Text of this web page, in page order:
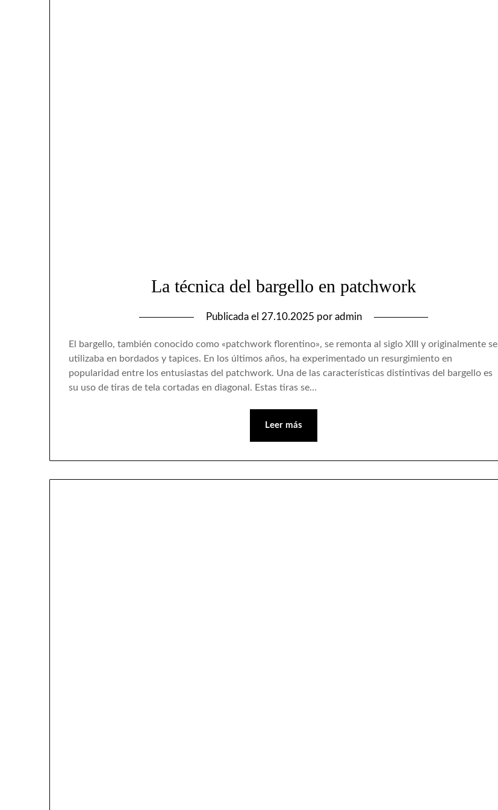
La técnica del bargello en patchwork
Publicada el 27.10.2025 por admin
El bargello, también conocido como «patchwork florentino», se remonta al siglo XIII y originalmente se
utilizaba en bordados y tapices. En los últimos años, ha experimentado un resurgimiento en
popularidad entre los entusiastas del patchwork. Una de las características distintivas del bargello es
su uso de tiras de tela cortadas en diagonal. Estas tiras se…
Leer más